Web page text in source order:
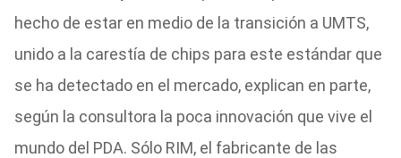
hecho de estar en medio de la transición a UMTS,
unido a la carestía de chips para este estándar que
se ha detectado en el mercado, explican en parte,
según la consultora la poca innovación que vive el
mundo del PDA. Sólo RIM, el fabricante de las